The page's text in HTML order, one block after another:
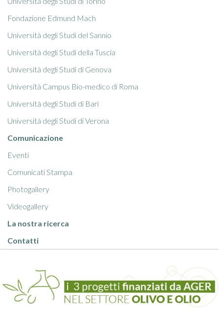
Fondazione Edmund Mach
Università degli Studi del Sannio
Università degli Studi della Tuscia
Università degli Studi di Genova
Università Campus Bio-medico di Roma
Università degli Studi di Bari
Università degli Studi di Verona
Comunicazione
Eventi
Comunicati Stampa
Photogallery
Videogallery
La nostra ricerca
Contatti